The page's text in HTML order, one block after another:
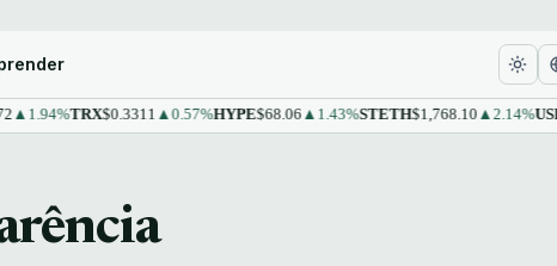
TRX$0.3311▲0.57%HYPE$68.06▲1.43%STETH$1,768.10▲2.14%USDS